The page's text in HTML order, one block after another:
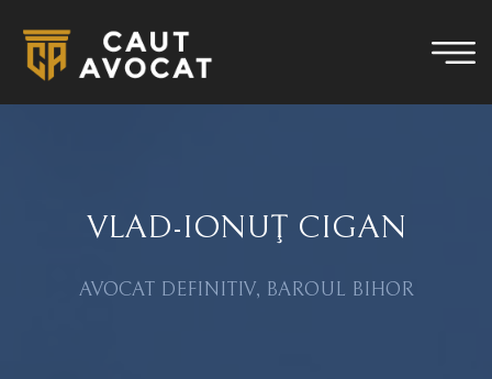
VLAD-IONUŢ CIGAN
AVOCAT DEFINITIV, BAROUL BIHOR